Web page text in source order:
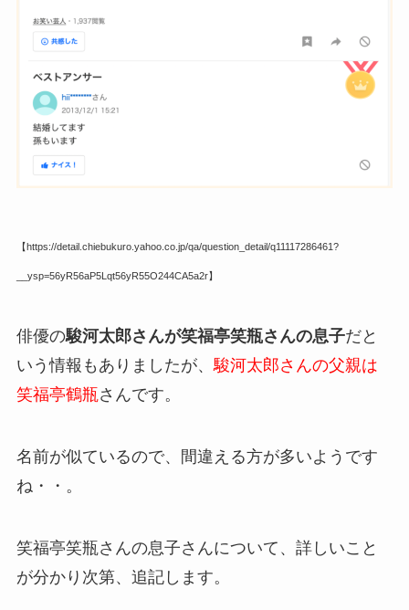
【https://detail.chiebukuro.yahoo.co.jp/qa/question_detail/q11117286461?
__ysp=56yR56aP5Lqt56yR55O244CA5a2r】
俳優の駿河太郎さんが笑福亭笑瓶さんの息子だと
いう情報もありましたが、駿河太郎さんの父親は
笑福亭鶴瓶さんです。
名前が似ているので、間違える方が多いようです
ね・・。
笑福亭笑瓶さんの息子さんについて、詳しいこと
が分かり次第、追記します。